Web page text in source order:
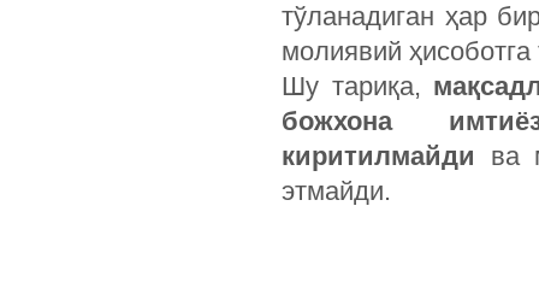
тўланадиган ҳар
молиявий
Шу тариқа,
божхона
киритилмайди ва
этмайди.